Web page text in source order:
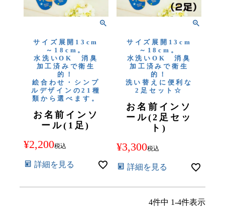
サイズ展開13cm
～18cm。
水洗いOK 消臭
加工済みで衛生
的！
絵合わせ・シンプ
ルデザインの21種
類から選べます。
お名前インソ
ール(1足)
¥2,200税込
詳細を見る
サイズ展開13cm
～18cm。
水洗いOK 消臭
加工済みで衛生
的！
洗い替えに便利な
2足セット☆
お名前インソ
ール(2足セッ
ト)
¥3,300税込
詳細を見る
4件中 1-4件表示